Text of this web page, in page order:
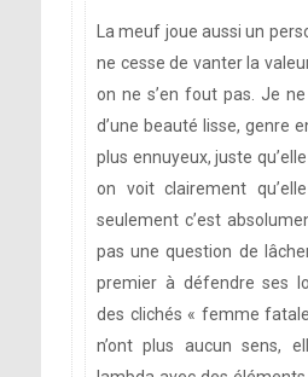
La meuf joue aussi un
ne cesse de vanter la
on ne s’en fout pas. Je
d’une beauté lisse, genre
plus ennuyeux, juste
on voit clairement
seulement c’est
pas une question de
premier à défendre ses
des clichés « femme
n’ont plus aucun sens,